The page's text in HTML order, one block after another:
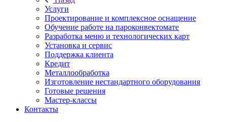
Услуги
Проектирование и комплексное оснащение
Обучение работе на пароконвектомате
Разработка меню и технологических карт
Установка и сервис
Поддержка клиента
Кредит
Металлообработка
Изготовление нестандартного оборудования
Готовые решения
Мастер-классы
Контакты